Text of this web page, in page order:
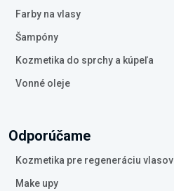
Farby na vlasy
Šampóny
Kozmetika do sprchy a kúpeľa
Vonné oleje
Odporúčame
Kozmetika pre regeneráciu vlasov
Make upy